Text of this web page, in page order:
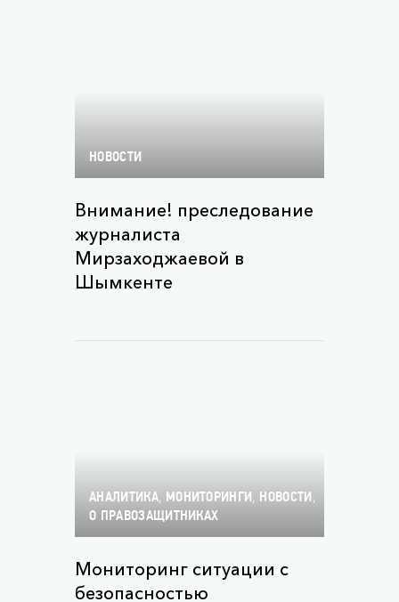
НОВОСТИ
Внимание! преследование
журналиста
Мирзаходжаевой в
Шымкенте
АНАЛИТИКА, МОНИТОРИНГИ, НОВОСТИ ,
О ПРАВОЗАЩИТНИКАХ
Мониторинг ситуации с
безопасностью